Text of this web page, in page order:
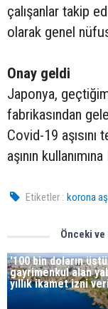
çalışanlar takip
olarak genel
Onay geldi
Japonya,
fabrikasından
Covid-19 aşısını
aşının
Etiketler : korona
Önceki
'100 bin doların
gayrimenkul alan
yıllık ikamet izni